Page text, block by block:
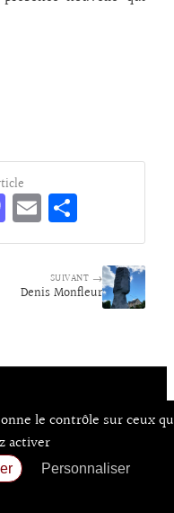
M
as
d
E
m
ai
l
rt
ag
er
SUIVANT →
Denis Monfleur
À Propos d’Aux Arts
Mentions Légales / CGU
Consentements
le contrôle sur ceux
activer
Personnaliser